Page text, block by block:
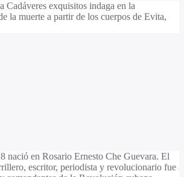
Cadáveres exquisitos indaga en la
la muerte a partir de los cuerpos de Evita,
nació en Rosario Ernesto Che Guevara. El
escritor, periodista y revolucionario fue